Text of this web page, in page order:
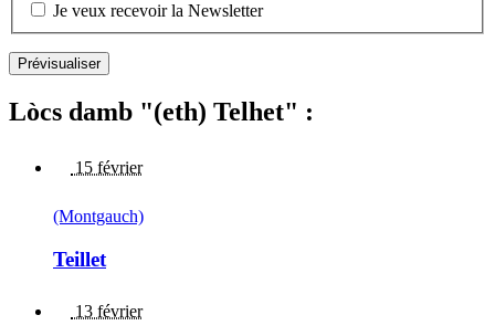
Je veux recevoir la Newsletter
Lòcs damb "(eth) Telhet" :
15 février
(Montgauch)
Teillet
13 février